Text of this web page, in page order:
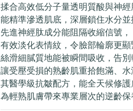
揉合高效低分子量透明質酸與神經
能精準滲透肌底，深層鎖住水分並
先進神經肽成分能阻隔收縮信號，
有效淡化表情紋，令臉部輪廓更顯
絲滑細膩質地能被瞬間吸收，告別
讓受壓受損的熟齡肌重拾飽滿、水
其醫學級抗皺配方，能全天候修護
為輕熟肌膚帶來專業層次的逆齡保